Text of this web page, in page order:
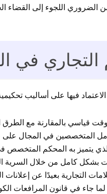
اللجوء إلى القضاء
التجاري في
فيها على أساليب
قياسي بالمقارنة مع الطرق
المتخصصين في المجال على
يتميز به المحكم المتخصص
بشكل كامل من خلال السرية
التجارية بعيدًا عن إعلانات
لما جاء في قانون المرافعات